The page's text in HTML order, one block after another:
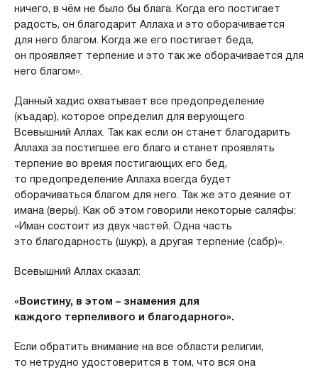
ничего, в чём не было бы блага. Когда его постигает
радость, он благодарит Аллаха и это оборачивается
для него благом. Когда же его постигает беда,
он проявляет терпение и это так же оборачивается для
него благом».
Данный хадис охватывает все предопределение
(къадар), которое определил для верующего
Всевышний Аллах. Так как если он станет благодарить
Аллаха за постигшее его благо и станет проявлять
терпение во время постигающих его бед,
то предопределение Аллаха всегда будет
оборачиваться благом для него. Так же это деяние от
имана (веры). Как об этом говорили некоторые саляфы:
«Иман состоит из двух частей. Одна часть
это благодарность (шукр), а другая терпение (сабр)».
Всевышний Аллах сказал:
«Воистину, в этом – знамения для
каждого терпеливого и благодарного».
Если обратить внимание на все области религии,
то нетрудно удостоверится в том, что вся она